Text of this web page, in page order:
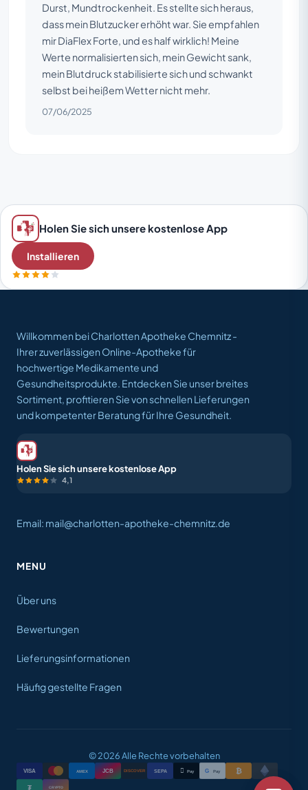
Durst, Mundtrockenheit. Es stellte sich heraus,
dass mein Blutzucker erhöht war. Sie empfahlen
mir DiaFlex Forte, und es half wirklich! Meine
Werte normalisierten sich, mein Gewicht sank,
mein Blutdruck stabilisierte sich und schwankt
selbst bei heißem Wetter nicht mehr.
07/06/2025
Holen Sie sich unsere kostenlose App
Installieren
Willkommen bei Charlotten Apotheke Chemnitz -
Ihrer zuverlässigen Online-Apotheke für
hochwertige Medikamente und
Gesundheitsprodukte. Entdecken Sie unser breites
Sortiment, profitieren Sie von schnellen Lieferungen
und kompetenter Beratung für Ihre Gesundheit.
Holen Sie sich unsere kostenlose App
4,1
Email: mail@charlotten-apotheke-chemnitz.de
MENU
Über uns
Bewertungen
Lieferungsinformationen
Häufig gestellte Fragen
© 2026 Alle Rechte vorbehalten
VISA AMEX JCB DISCOVER SEPA  Pay G Pay ₿
₮ CRYPTO